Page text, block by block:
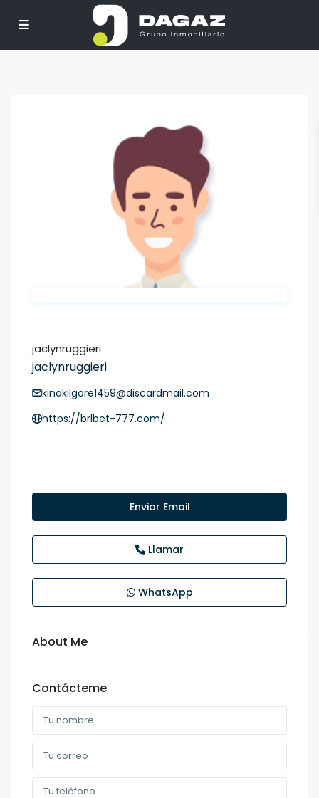
jaclynruggieri
jaclynruggieri
kinakilgore1459@discardmail.com
https://brlbet-777.com/
Enviar Email
Llamar
WhatsApp
About Me
Contácteme